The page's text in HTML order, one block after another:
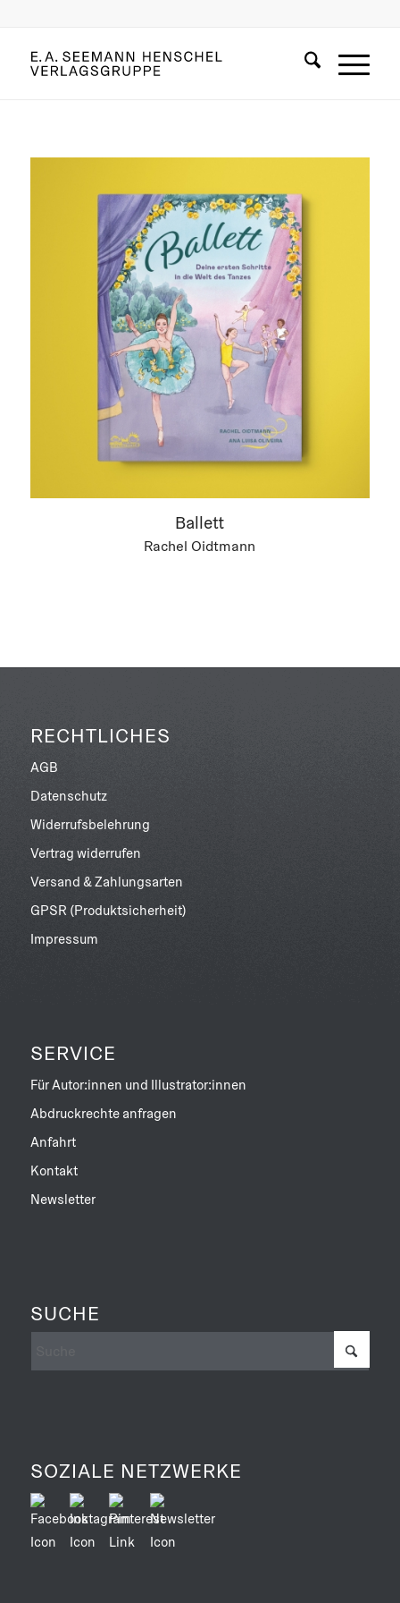
Ballett
Rachel Oidtmann
RECHTLICHES
AGB
Datenschutz
Widerrufsbelehrung
Vertrag widerrufen
Versand & Zahlungsarten
GPSR (Produktsicherheit)
Impressum
SERVICE
Für Autor:innen und Illustrator:innen
Abdruckrechte anfragen
Anfahrt
Kontakt
Newsletter
SUCHE
SOZIALE NETZWERKE